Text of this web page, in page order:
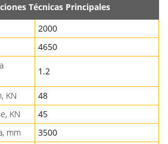
Técnicas Principales
2000
4650
1.2
KN
48
KN
45
mm
3500